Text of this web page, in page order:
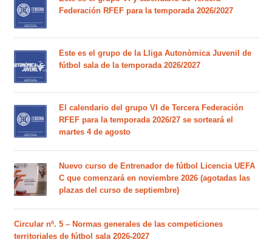
Federación RFEF para la temporada 2026/2027
Este es el grupo de la Lliga Autonòmica Juvenil de
fútbol sala de la temporada 2026/2027
El calendario del grupo VI de Tercera Federación
RFEF para la temporada 2026/27 se sorteará el
martes 4 de agosto
Nuevo curso de Entrenador de fútbol Licencia UEFA
C que comenzará en noviembre 2026 (agotadas las
plazas del curso de septiembre)
Circular nº. 5 – Normas generales de las competiciones
territoriales de fútbol sala 2026-2027